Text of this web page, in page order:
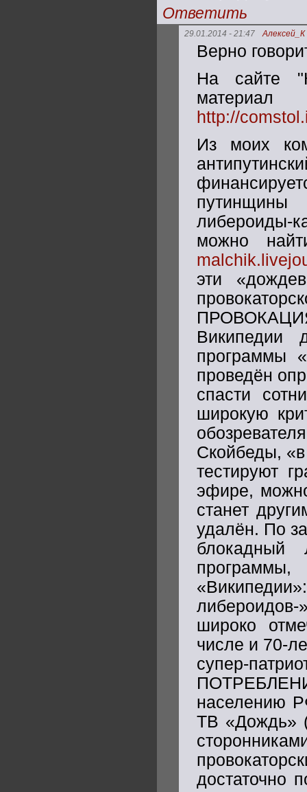
Ответить
29.01.2014 - 21:47 Алексей_К
Верно
На сайте
http://
Из моих
путинщины
либероиды-
можно
эти
программы
проведён
спасти
широкую
Скойбеды,
тестируют
эфире,
станет
удалён. По
блокадный
широко
числе и 70-
супер-
населению
ТВ «Дождь»
достаточно